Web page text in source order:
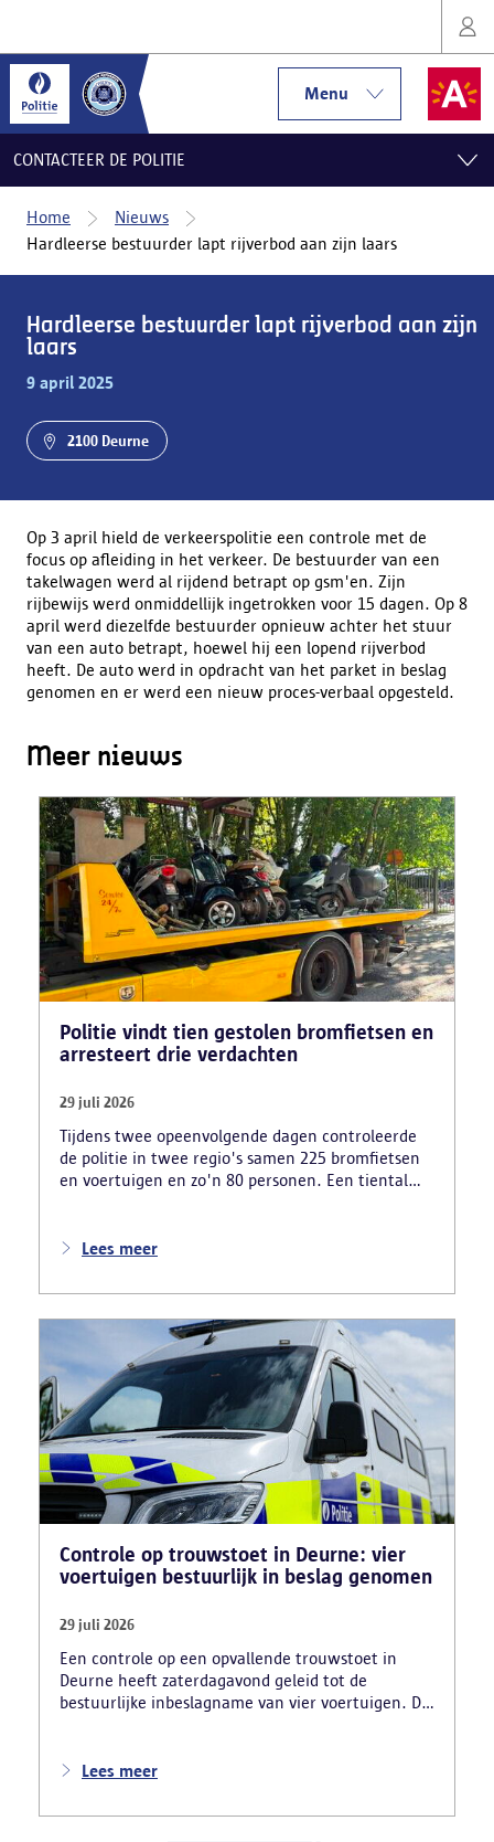
Menu
CONTACTEER DE POLITIE
Home
Nieuws
Hardleerse bestuurder lapt rijverbod aan zijn laars
Hardleerse bestuurder lapt rijverbod aan zijn
laars
9 april 2025
2100 Deurne
Op 3 april hield de verkeerspolitie een controle met de
focus op afleiding in het verkeer. De bestuurder van een
takelwagen werd al rijdend betrapt op gsm'en. Zijn
rijbewijs werd onmiddellijk ingetrokken voor 15 dagen. Op 8
april werd diezelfde bestuurder opnieuw achter het stuur
van een auto betrapt, hoewel hij een lopend rijverbod
heeft. De auto werd in opdracht van het parket in beslag
genomen en er werd een nieuw proces-verbaal opgesteld.
Meer nieuws
Politie vindt tien gestolen bromfietsen en
arresteert drie verdachten
29 juli 2026
Tijdens twee opeenvolgende dagen controleerde
de politie in twee regio's samen 225 bromfietsen
en voertuigen en zo'n 80 personen. Een tiental
beslag genomen. Daarnaast arresteerde de politie
motorblokken en inbrekersmateriaal gevonden.
Lees meer
Controle op trouwstoet in Deurne: vier
voertuigen bestuurlijk in beslag genomen
29 juli 2026
Een controle op een opvallende trouwstoet in
Deurne heeft zaterdagavond geleid tot de
bestuurlijke inbeslagname van vier voertuigen. De
nadat meerdere weggebruikers melding hadden
ernstige verkeershinder die dat als gevolg had.
Lees meer